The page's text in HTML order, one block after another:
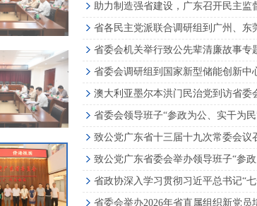
助力制造强省建设，广东召开民主监
省各民主党派联合调研组到广州、东
省委会机关举行致公先辈清廉故事专
省委会调研组到国家新型储能创新中
澳大利亚墨尔本洪门民治党到访省委
致公党广东省十三届十九次常委会议
省委会举办2026年省直属组织新党员